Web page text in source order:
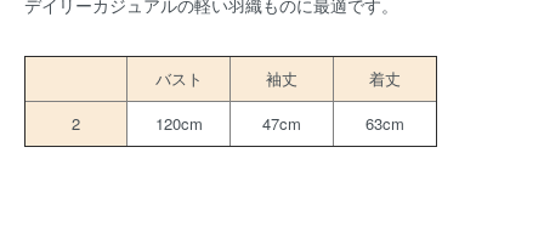
デイリーカジュアルの軽い羽織ものに最適です。
バスト 袖丈
着丈
2
120cm 47cm 63cm